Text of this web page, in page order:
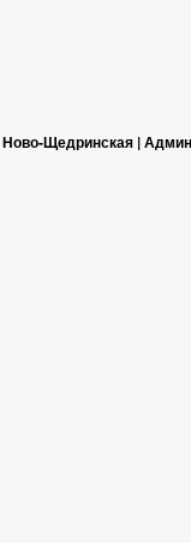
Ново-Щедринская |